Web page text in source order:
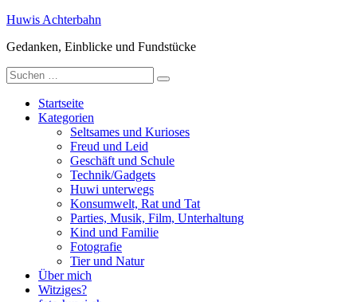
Zum
springen
Huwis Achterbahn
Gedanken, Einblicke und Fundstücke
Suche
nach:
Startseite
Kategorien
Seltsames und Kurioses
Freud und Leid
Geschäft und Schule
Technik/Gadgets
Huwi unterwegs
Konsumwelt, Rat und Tat
Parties, Musik, Film, Unterhaltung
Kind und Familie
Fotografie
Tier und Natur
Über mich
Witziges?